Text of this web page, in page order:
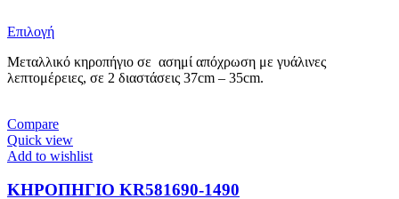
€51,00
ΕπιλογήΑυτό
προϊόν
έχει
Οι
επιλογές
μπορούν
επιλεγούν
Μεταλλικό κηροπήγιο σε ασημί απόχρωση με γυάλινες
λεπτομέρειες, σε 2 διαστάσεις 37cm – 35cm.
Compare
Quick view
Add to wishlist
ΚΗΡΟΠΗΓΙΟ KR581690-1490